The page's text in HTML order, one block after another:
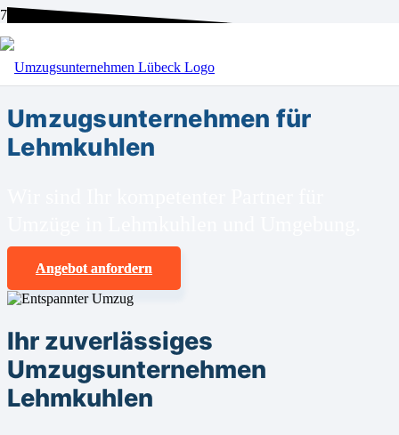
BEI UNS SIND SIE RICHTIG!
Umzugsunternehmen für
Lehmkuhlen
Angebot anfordern
Ihr zuverlässiges
Umzugsunternehmen
Lehmkuhlen